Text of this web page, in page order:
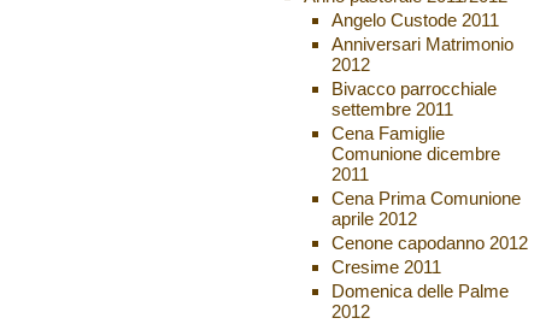
Angelo Custode 2011
Anniversari Matrimonio
2012
Bivacco parrocchiale
settembre 2011
Cena Famiglie
Comunione dicembre
2011
Cena Prima Comunione
aprile 2012
Cenone capodanno 2012
Cresime 2011
Domenica delle Palme
2012